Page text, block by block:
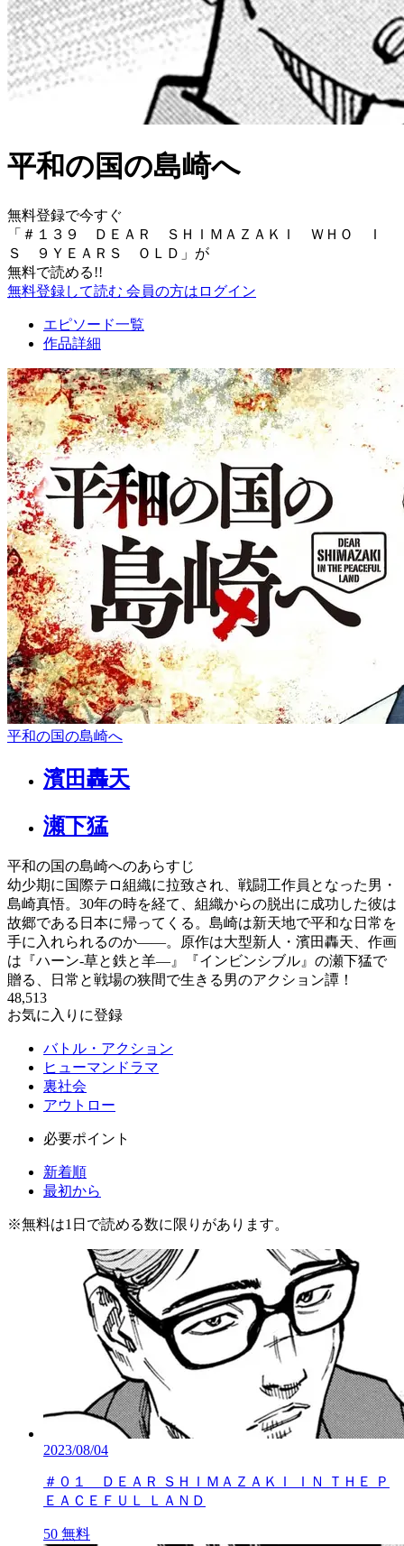
平和の国の島崎へ
無料登録で今すぐ
「 ＃１３９ ＤＥＡＲ ＳＨＩＭＡＺＡＫＩ ＷＨＯ Ｉ
Ｓ ９ＹＥＡＲＳ ＯＬＤ 」が
無料で読める!!
無料登録して読む 会員の方はログイン
エピソード一覧
作品詳細
平和の国の島崎へ
濱田轟天
瀬下猛
平和の国の島崎へのあらすじ
幼少期に国際テロ組織に拉致され、戦闘工作員となった男・
島崎真悟。30年の時を経て、組織からの脱出に成功した彼は
故郷である日本に帰ってくる。島崎は新天地で平和な日常を
手に入れられるのか――。原作は大型新人・濱田轟天、作画
は『ハーン‐草と鉄と羊—』『インビンシブル』の瀬下猛で
贈る、日常と戦場の狭間で生きる男のアクション譚！
48,513
お気に入りに登録
バトル・アクション
ヒューマンドラマ
裏社会
アウトロー
必要ポイント
新着順
最初から
※無料は1日で読める数に限りがあります。
2023/08/04
＃０１ ＤＥＡＲ ＳＨＩＭＡＺＡＫＩ ＩＮ ＴＨＥ Ｐ
ＥＡＣＥＦＵＬ ＬＡＮＤ
50 無料